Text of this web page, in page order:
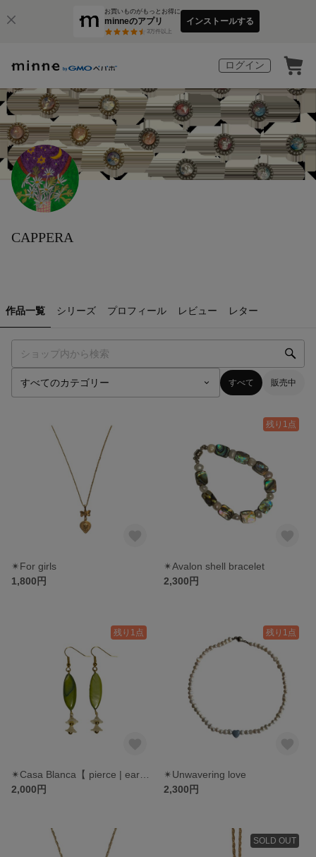
お買いものがもっとお得に
minneのアプリ
3万件以上
インストールする
ログイン
CAPPERA
作品一覧 シリーズ プロフィール レビュー レター
すべて 販売中
✴︎For girls
1,800円
残り1点
✴︎Avalon shell bracelet
2,300円
残り1点
2,000円
残り1点
✴︎Unwavering love
2,300円
SOLD OUT